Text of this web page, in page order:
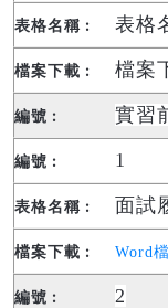
表格
檔案
實習
1
面試
Word檔
2